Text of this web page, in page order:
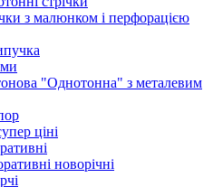
з малюнком і перфорацією
"Однотонна" з металевим
ціні
новорічні